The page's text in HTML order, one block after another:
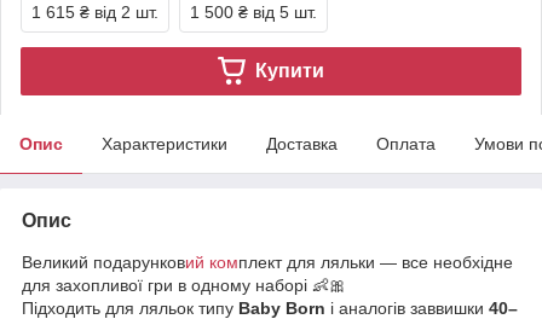
1 615 ₴ від 2 шт. 1 500 ₴ від 5 шт.
Купити
Опис Характеристики Доставка Оплата Умови
Опис
Великий подарунковий комплект для ляльки — все необхідне
для захопливої гри в одному наборі 👶🎀
Підходить для ляльок типу Baby Born і аналогів заввишки 40–